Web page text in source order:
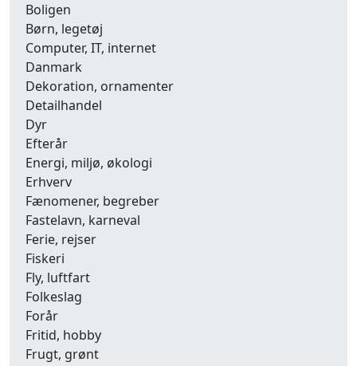
Boligen
Børn, legetøj
Computer, IT, internet
Danmark
Dekoration, ornamenter
Detailhandel
Dyr
Efterår
Energi, miljø, økologi
Erhverv
Fænomener, begreber
Fastelavn, karneval
Ferie, rejser
Fiskeri
Fly, luftfart
Folkeslag
Forår
Fritid, hobby
Frugt, grønt